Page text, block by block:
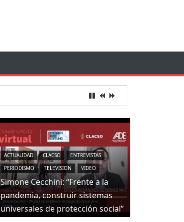
ACTUALIDAD CLACSO
ENTREVISTAS
PERIODISMO
TELEVISION VIDEO
Simone Cecchini: “Frente a la
pandemia, construir sistemas
universales de protección social”